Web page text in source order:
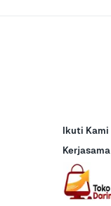
Ikuti Kami
Kerjasama